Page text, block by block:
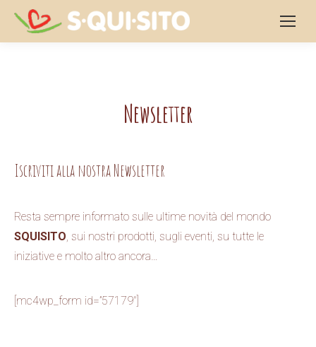
Newsletter
Iscriviti alla nostra Newsletter
Resta sempre informato sulle ultime novità del mondo
SQUISITO, sui nostri prodotti, sugli eventi, su tutte le
iniziative e molto altro ancora…
[mc4wp_form id=”57179″]